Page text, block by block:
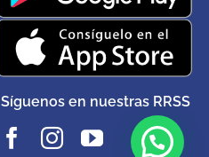
Síguenos en nuestras RRSS